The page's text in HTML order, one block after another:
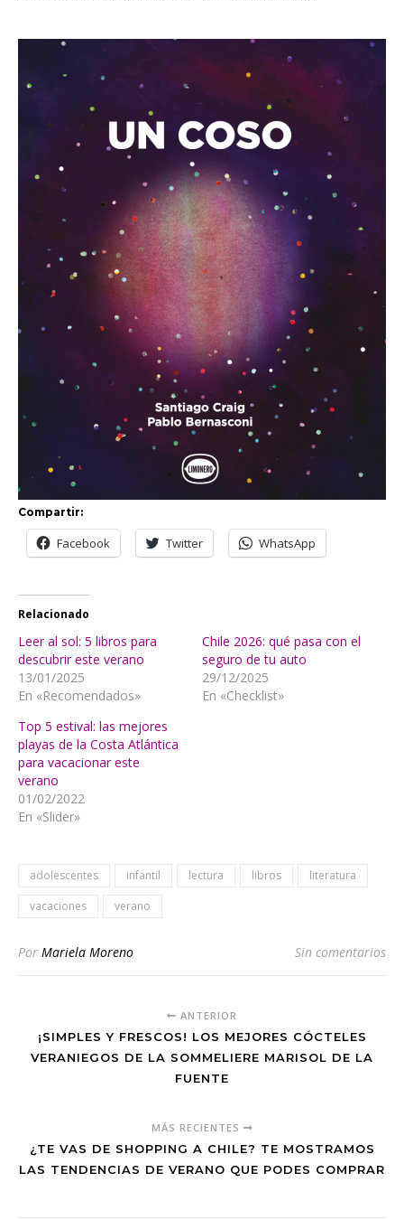
Compartir:
Facebook Twitter WhatsApp
Relacionado
Leer al sol: 5 libros para
descubrir este verano
13/01/2025
En «Recomendados»
Chile 2026: qué pasa con el
seguro de tu auto
29/12/2025
En «Checklist»
Top 5 estival: las mejores
playas de la Costa Atlántica
para vacacionar este
verano
01/02/2022
En «Slider»
adolescentes infantil lectura libros
literatura
vacaciones
verano
Por Mariela Moreno Sin comentarios
ANTERIOR
¡SIMPLES Y FRESCOS! LOS MEJORES CÓCTELES
VERANIEGOS DE LA SOMMELIERE MARISOL DE LA
FUENTE
MÁS RECIENTES
¿TE VAS DE SHOPPING A CHILE? TE MOSTRAMOS
LAS TENDENCIAS DE VERANO QUE PODES COMPRAR